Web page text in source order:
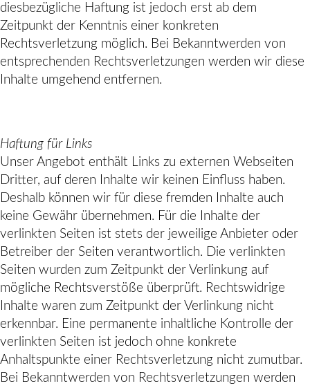
diesbezügliche Haftung ist jedoch erst ab dem
Zeitpunkt der Kenntnis einer konkreten
Rechtsverletzung möglich. Bei Bekanntwerden von
entsprechenden Rechtsverletzungen werden wir diese
Inhalte umgehend entfernen.
Haftung für Links
Unser Angebot enthält Links zu externen Webseiten
Dritter, auf deren Inhalte wir keinen Einfluss haben.
Deshalb können wir für diese fremden Inhalte auch
keine Gewähr übernehmen. Für die Inhalte der
verlinkten Seiten ist stets der jeweilige Anbieter oder
Betreiber der Seiten verantwortlich. Die verlinkten
Seiten wurden zum Zeitpunkt der Verlinkung auf
mögliche Rechtsverstöße überprüft. Rechtswidrige
Inhalte waren zum Zeitpunkt der Verlinkung nicht
erkennbar. Eine permanente inhaltliche Kontrolle der
verlinkten Seiten ist jedoch ohne konkrete
Anhaltspunkte einer Rechtsverletzung nicht zumutbar.
Bei Bekanntwerden von Rechtsverletzungen werden